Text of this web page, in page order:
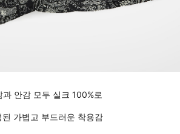
과 안감 모두 실크 100%로
된 가볍고 부드러운 착용감